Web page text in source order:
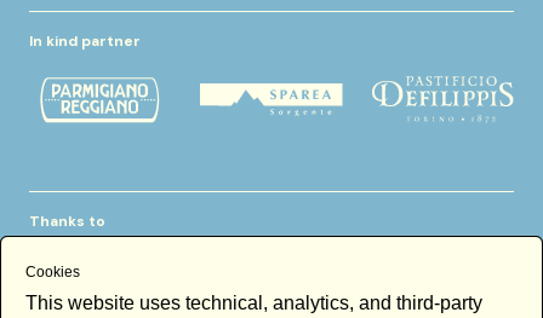
In kind partner
Thanks to
Cookies
This website uses technical, analytics, and third-party